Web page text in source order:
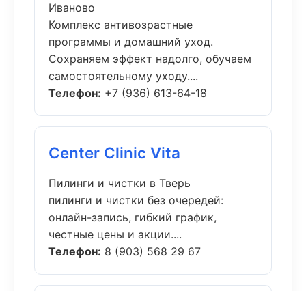
Иваново
Комплекс антивозрастные
программы и домашний уход.
Сохраняем эффект надолго, обучаем
самостоятельному уходу....
Телефон: +7 (936) 613-64-18
Center Clinic Vita
Пилинги и чистки в Тверь
пилинги и чистки без очередей:
онлайн-запись, гибкий график,
честные цены и акции....
Телефон: 8 (903) 568 29 67